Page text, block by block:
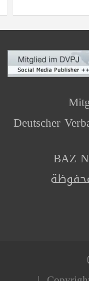
Deutscher
© 2026